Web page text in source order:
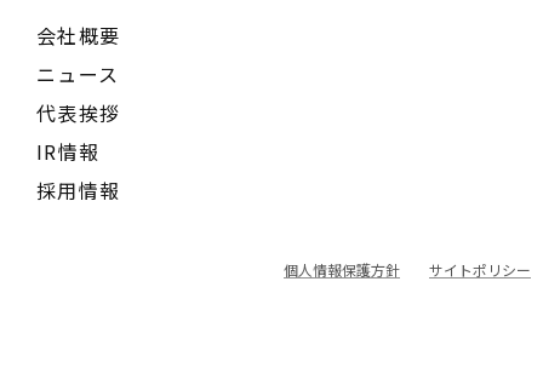
会社概要
ニュース
代表挨拶
IR情報
採用情報
個人情報保護方針 サイトポリシー